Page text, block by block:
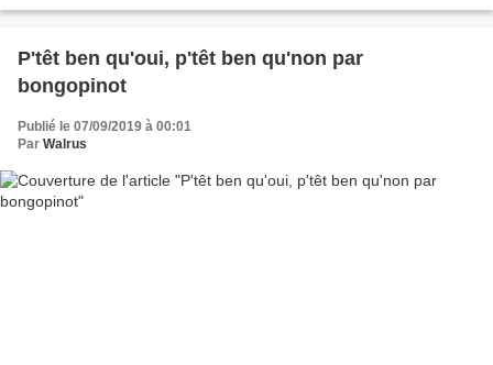
P'têt ben qu'oui, p'têt ben qu'non par
bongopinot
Publié le 07/09/2019 à 00:01
Par Walrus